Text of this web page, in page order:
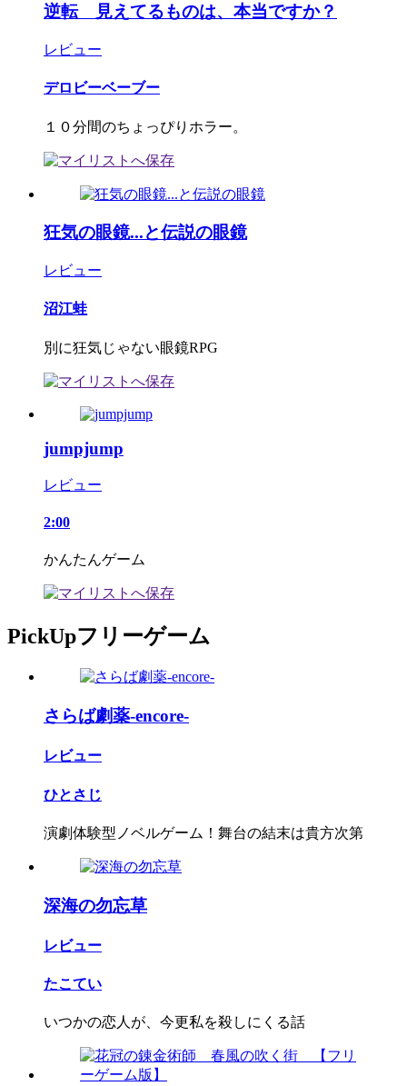
逆転 見えてるものは、本当ですか？
レビュー
デロビーベーブー
１０分間のちょっぴりホラー。
狂気の眼鏡...と伝説の眼鏡
レビュー
沼江蛙
別に狂気じゃない眼鏡RPG
jumpjump
レビュー
2:00
かんたんゲーム
PickUpフリーゲーム
さらば劇薬-encore-
レビュー
ひとさじ
演劇体験型ノベルゲーム！舞台の結末は貴方次第
深海の勿忘草
レビュー
たこてい
いつかの恋人が、今更私を殺しにくる話